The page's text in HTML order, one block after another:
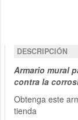
DESCRIPCIÓN
Armario mural
contra la
Obtenga este
tienda